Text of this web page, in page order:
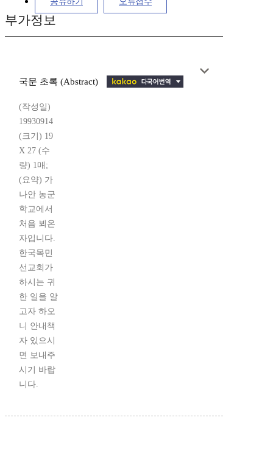
부가정보
국문 초록 (Abstract)
(작성일)
19930914
(크기) 19
X 27 (수
량) 1매;
(요약) 가
나안 농군
학교에서
처음 뵈온
자입니다.
한국목민
선교회가
하시는 귀
한 일을 알
고자 하오
니 안내책
자 있으시
면 보내주
시기 바랍
니다.